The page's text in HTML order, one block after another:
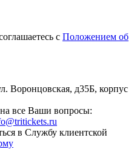
с Положением об
Воронцовская, д35Б, корпус
все Ваши вопросы:
в Службу клиентской